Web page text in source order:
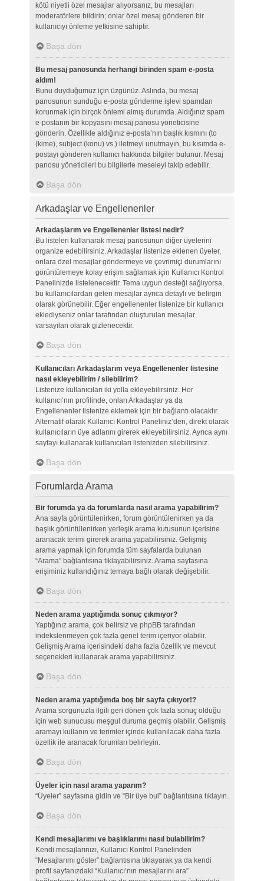
kötü niyetli özel mesajlar alıyorsanız, bu mesajları
moderatörlere bildirin; onlar özel mesaj gönderen bir
kullanıcıyı önleme yetkisine sahiptir.
Başa dön
Bu mesaj panosunda herhangi birinden spam e-posta
aldım!
Bunu duyduğumuz için üzgünüz. Aslında, bu mesaj
panosunun sunduğu e-posta gönderme işlevi spamdan
korunmak için birçok önlemi almış durumda. Aldığınız spam
e-postanın bir kopyasını mesaj panosu yöneticisine
gönderin. Özellikle aldığınız e-posta’nın başlık kısmını (to
(kime), subject (konu) vs.) iletmeyi unutmayın, bu kısımda e-
postayı gönderen kullanıcı hakkında bilgiler bulunur. Mesaj
panosu yöneticileri bu bilgilerle meseleyi takip edebilir.
Başa dön
Arkadaşlar ve Engellenenler
Arkadaşlarım ve Engellenenler listesi nedir?
Bu listeleri kullanarak mesaj panosunun diğer üyelerini
organize edebilirsiniz. Arkadaşlar listenize eklenen üyeler,
onlara özel mesajlar göndermeye ve çevrimiçi durumlarını
görüntülemeye kolay erişim sağlamak için Kullanıcı Kontrol
Panelinizde listelenecektir. Tema uygun desteği sağlıyorsa,
bu kullanıcılardan gelen mesajlar ayrıca detaylı ve belirgin
olarak görünebilir. Eğer engellenenler listenize bir kullanıcı
eklediyseniz onlar tarafından oluşturulan mesajlar
varsayılan olarak gizlenecektir.
Başa dön
Kullanıcıları Arkadaşlarım veya Engellenenler listesine
nasıl ekleyebilirim / silebilirim?
Listenize kullanıcıları iki yolla ekleyebilirsiniz. Her
kullanıcı’nın profilinde, onları Arkadaşlar ya da
Engellenenler listenize eklemek için bir bağlantı olacaktır.
Alternatif olarak Kullanıcı Kontrol Paneliniz’den, direkt olarak
kullanıcıların üye adlarını girerek ekleyebilirsiniz. Ayrıca aynı
sayfayı kullanarak kullanıcıları listenizden silebilirsiniz.
Başa dön
Forumlarda Arama
Bir forumda ya da forumlarda nasıl arama yapabilirim?
Ana sayfa görüntülenirken, forum görüntülenirken ya da
başlık görüntülenirken yerleşik arama kutusunun içerisine
aranacak terimi girerek arama yapabilirsiniz. Gelişmiş
arama yapmak için forumda tüm sayfalarda bulunan
“Arama” bağlantısına tıklayabilirsiniz. Arama sayfasına
erişiminiz kullandığınız temaya bağlı olarak değişebilir.
Başa dön
Neden arama yaptığımda sonuç çıkmıyor?
Yaptığınız arama, çok belirsiz ve phpBB tarafından
indekslenmeyen çok fazla genel terim içeriyor olabilir.
Gelişmiş Arama içerisindeki daha fazla özellik ve mevcut
seçenekleri kullanarak arama yapabilirsiniz.
Başa dön
Neden arama yaptığımda boş bir sayfa çıkıyor!?
Arama sorgunuzla ilgili geri dönen çok fazla sonuç olduğu
için web sunucusu meşgul duruma geçmiş olabilir. Gelişmiş
aramayı kullanın ve terimler içinde kullanılacak daha fazla
özellik ile aranacak forumları belirleyin.
Başa dön
Üyeler için nasıl arama yaparım?
“Üyeler” sayfasına gidin ve “Bir üye bul” bağlantısına tıklayın.
Başa dön
Kendi mesajlarımı ve başlıklarımı nasıl bulabilirim?
Kendi mesajlarınızı, Kullanıcı Kontrol Panelinden
“Mesajlarımı göster” bağlantısına tıklayarak ya da kendi
profil sayfanızdaki “Kullanıcı’nın mesajlarını ara”